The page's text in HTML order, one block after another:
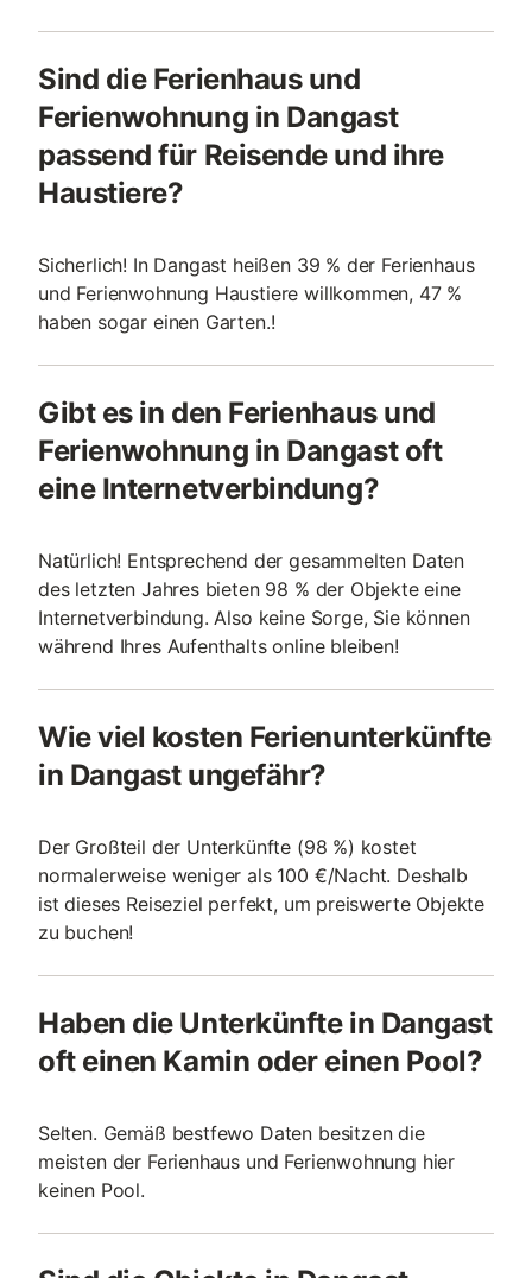
Sind die Ferienhaus und
Ferienwohnung in Dangast
passend für Reisende und ihre
Haustiere?
Sicherlich! In Dangast heißen 39 % der Ferienhaus
und Ferienwohnung Haustiere willkommen, 47 %
haben sogar einen Garten.!
Gibt es in den Ferienhaus und
Ferienwohnung in Dangast oft
eine Internetverbindung?
Natürlich! Entsprechend der gesammelten Daten
des letzten Jahres bieten 98 % der Objekte eine
Internetverbindung. Also keine Sorge, Sie können
während Ihres Aufenthalts online bleiben!
Wie viel kosten Ferienunterkünfte
in Dangast ungefähr?
Der Großteil der Unterkünfte (98 %) kostet
normalerweise weniger als 100 €/Nacht. Deshalb
ist dieses Reiseziel perfekt, um preiswerte Objekte
zu buchen!
Haben die Unterkünfte in Dangast
oft einen Kamin oder einen Pool?
Selten. Gemäß bestfewo Daten besitzen die
meisten der Ferienhaus und Ferienwohnung hier
keinen Pool.